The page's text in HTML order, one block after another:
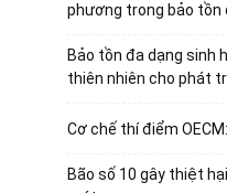
phương trong bảo tồn
Bảo tồn đa dạng sinh
thiên nhiên cho phát
Cơ chế thí điểm
Bão số 10 gây thiệt